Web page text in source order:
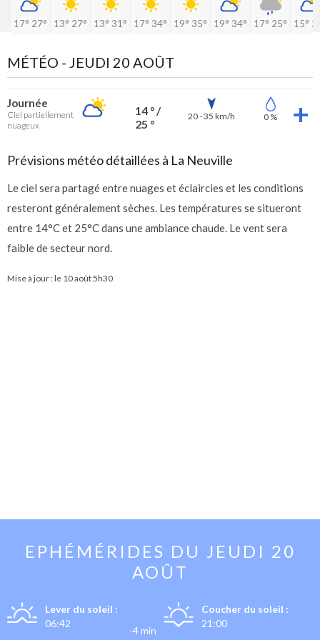
17° 27° 13° 27° 13° 31° 17° 34° 19° 35° 19° 34° 17° 25° 15°
MÉTÉO - JEUDI 20 AOÛT
Journée
Ciel partiellement
nuageux
14 ° /
25 °
20 - 35 km/h 0 %
Prévisions météo détaillées à La Neuville
Le ciel sera partagé entre nuages et éclaircies et les conditions
resteront généralement sèches. Les températures se situeront
entre 14°C et 25°C dans une ambiance chaude. Le vent sera
faible de secteur nord.
Mise à jour : le 10 août 5h30
EPHÉMÉRIDES DU JEUDI 20
AOÛT
Lever du soleil :
06:42
-4 min
Coucher du soleil :
21:00